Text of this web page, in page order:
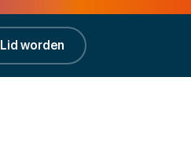
Lid worden